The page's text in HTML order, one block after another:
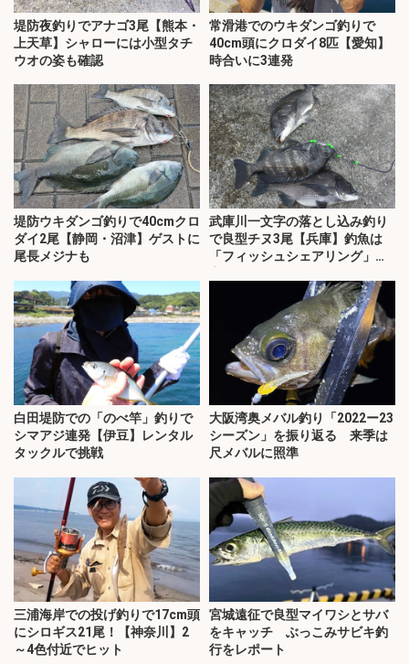
堤防夜釣りでアナゴ3尾【熊本・
上天草】シャローには小型タチ
ウオの姿も確認
常滑港でのウキダンゴ釣りで
40cm頭にクロダイ8匹【愛知】
時合いに3連発
堤防ウキダンゴ釣りで40cmクロ
ダイ2尾【静岡・沼津】ゲストに
尾長メジナも
武庫川一文字の落とし込み釣り
で良型チヌ3尾【兵庫】釣魚は
「フィッシュシェアリング」で
白田堤防での「のべ竿」釣りで
シマアジ連発【伊豆】レンタル
タックルで挑戦
大阪湾奥メバル釣り「2022ー23
シーズン」を振り返る 来季は
尺メバルに照準
三浦海岸での投げ釣りで17cm頭
にシロギス21尾！【神奈川】2
～4色付近でヒット
宮城遠征で良型マイワシとサバ
をキャッチ ぶっこみサビキ釣
行をレポート